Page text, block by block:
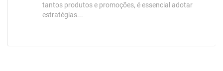
tantos produtos e promoções, é essencial adotar
estratégias...